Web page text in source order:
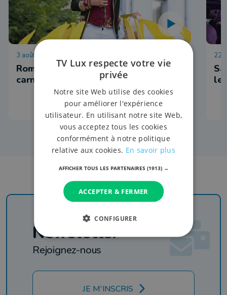
3 août 2026 à 11:31
Romain 1er et le soleil règnent sur le
carnaval d'Houffalize
22
le
Newsletter
Rejoignez-nous
JE M'INSCRIS
TV Lux respecte votre vie
privée
Notre site Web utilise des cookies
pour améliorer l'expérience
utilisateur. En utilisant notre site Web,
vous acceptez tous les cookies
conformément à notre politique
relative aux cookies. En savoir plus
AFFICHER TOUS LES PARTENAIRES (1913) →
ACCEPTER & FERMER
CONFIGURER